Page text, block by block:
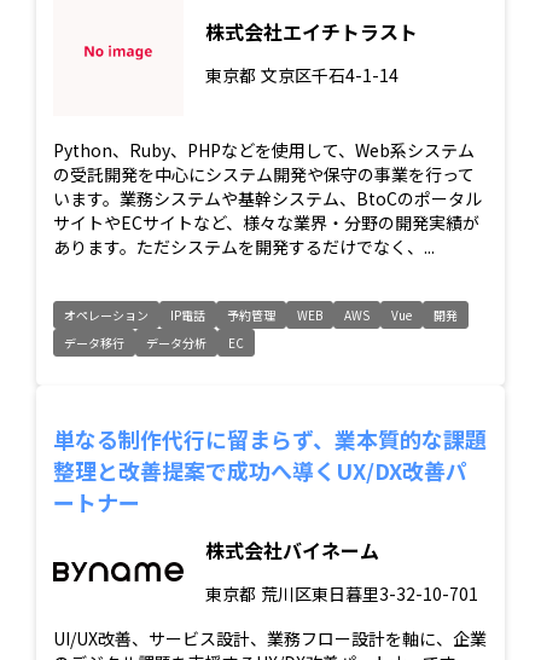
株式会社エイチトラスト
東京都 文京区千石4-1-14
Python、Ruby、PHPなどを使用して、Web系システム
の受託開発を中心にシステム開発や保守の事業を行って
います。業務システムや基幹システム、BtoCのポータル
サイトやECサイトなど、様々な業界・分野の開発実績が
あります。ただシステムを開発するだけでなく、...
オペレーション IP電話 予約管理 WEB AWS Vue
開発
データ移行
データ分析 EC
単なる制作代行に留まらず、業本質的な課題
整理と改善提案で成功へ導くUX/DX改善パ
ートナー
株式会社バイネーム
東京都 荒川区東日暮里3-32-10-701
UI/UX改善、サービス設計、業務フロー設計を軸に、企業